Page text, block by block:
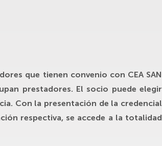
que tienen convenio con CEA SAN
prestadores. El socio puede elegir
Con la presentación de la credencial
respectiva, se accede a la totalidad